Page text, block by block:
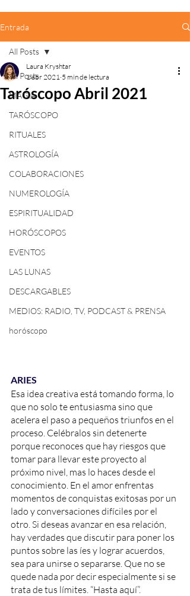
Entrada
All Posts
MAGIA
TARÓSCOPO
RITUALES
ASTROLOGÍA
COLABORACIONES
NUMEROLOGÍA
ESPIRITUALIDAD
HORÓSCOPOS
EVENTOS
LAS LUNAS
DESCARGABLES
MEDIOS: RADIO, TV, PODCAST & PRENSA
horóscopo
All Posts
Taróscopo Abril 2021
Laura Kryshtar
1 abr 2021 5 min de lectura
ARIES
Esa idea creativa está tomando forma, lo
que no solo te entusiasma sino que
acelera el paso a pequeños triunfos en el
proceso. Celébralos sin detenerte
porque reconoces que hay riesgos que
tomar para llevar este proyecto al
próximo nivel, mas lo haces desde el
conocimiento. En el amor enfrentas
momentos de conquistas exitosas por un
lado y conversaciones difíciles por el
otro. Si deseas avanzar en esa relación,
hay verdades que discutir para poner los
puntos sobre las íes y lograr acuerdos,
sea para unirse o separarse. Que no se
quede nada por decir especialmente si se
trata de tus límites. “Hasta aquí”.